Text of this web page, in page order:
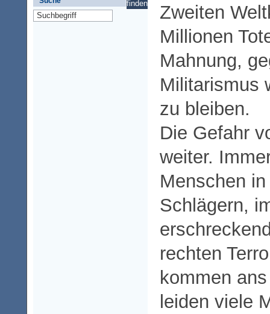
Zweiten
Millionen
Mahnung,
Militarismus
zu bleiben.
Die Gefahr
weiter.
Menschen
Schlägern,
rechten
kommen
leiden viele